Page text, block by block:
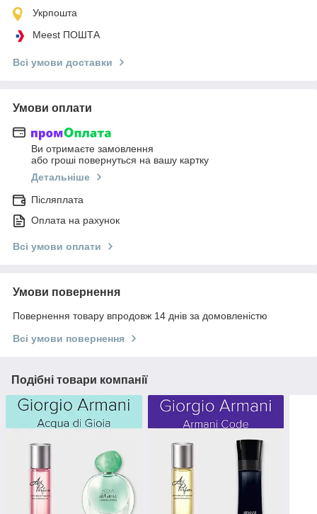
Укрпошта
Meest ПОШТА
Всі умови доставки
Умови оплати
Ви отримаєте замовлення
або гроші повернуться на вашу картку
Детальніше
Післяплата
Оплата на рахунок
Всі умови оплати
Умови повернення
Повернення товару впродовж 14 днів за домовленістю
Всі умови повернення
Подібні товари компанії